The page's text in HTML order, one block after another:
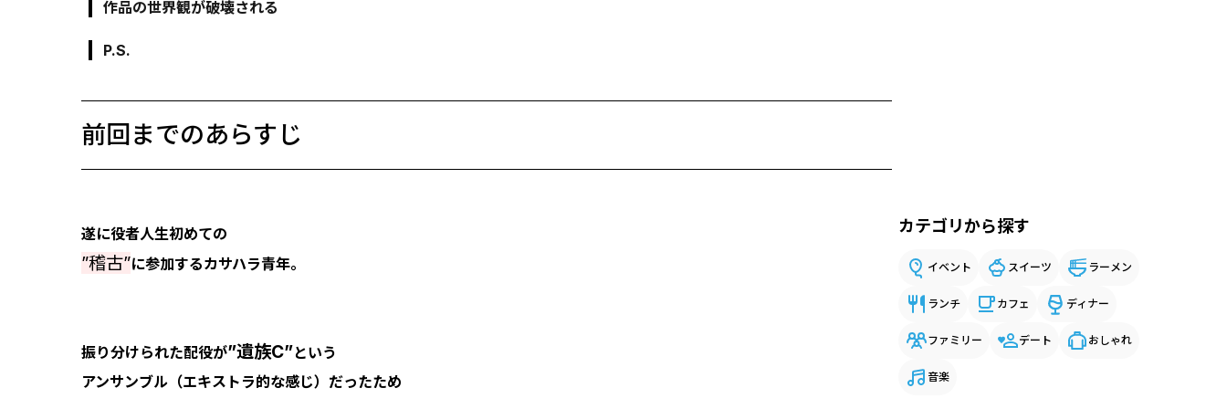
作品の世界観が破壊される
P.S.
前回までのあらすじ
遂に役者人生初めての
”稽古”に参加するカサハラ青年。
振り分けられた配役が”遺族C”という
アンサンブル（エキストラ的な感じ）だったため
カテゴリから探す
イベント スイーツ ラーメン
ランチ カフェ ディナー
ファミリー デート おしゃれ
音楽